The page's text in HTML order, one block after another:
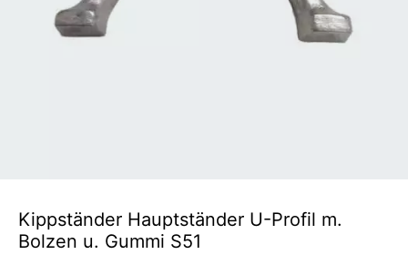
Kippständer Hauptständer U-Profil m.
Bolzen u. Gummi S51